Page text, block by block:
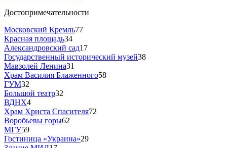
Достопримечательности
Московский Кремль77
Красная площадь34
Александровский сад17
Государственный исторический музей38
Мавзолей Ленина31
Храм Василия Блаженного58
ГУМ32
Большой театр32
ВДНХ4
Храм Христа Спасителя72
Воробьевы горы62
МГУ59
Гостиница «Украина»29